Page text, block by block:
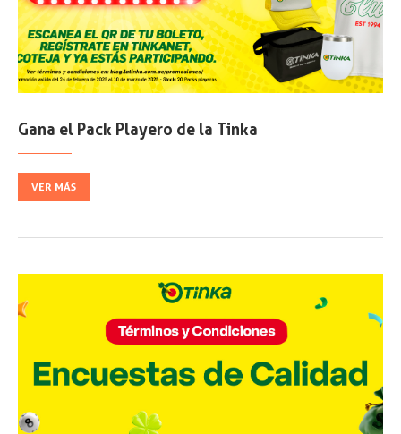
Gana el Pack Playero de la Tinka
VER MÁS